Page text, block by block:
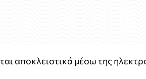
αποκλειστικά μέσω της